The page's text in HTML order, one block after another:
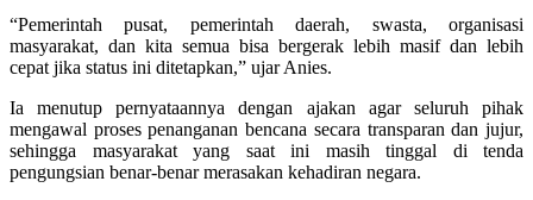
“Pemerintah pusat, pemerintah daerah, swasta, organisasi
masyarakat, dan kita semua bisa bergerak lebih masif dan lebih
cepat jika status ini ditetapkan,” ujar Anies.
Ia menutup pernyataannya dengan ajakan agar seluruh pihak
mengawal proses penanganan bencana secara transparan dan jujur,
sehingga masyarakat yang saat ini masih tinggal di tenda
pengungsian benar-benar merasakan kehadiran negara.